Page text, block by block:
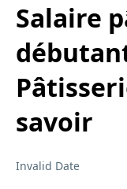
Salaire
savoir
Invalid Date